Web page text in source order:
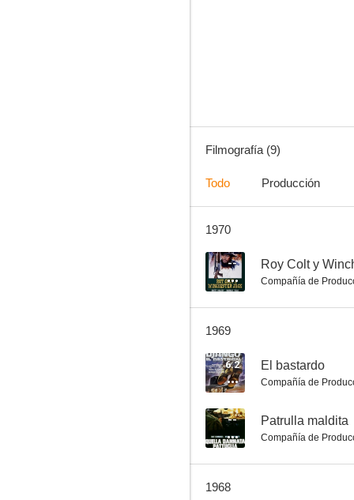
Filmografía (9)
Todo Producción
1970
-- Roy Colt y
Compañía de
1969
6.2 El bastardo
Compañía de
-- Patrulla maldita
Compañía de
1968